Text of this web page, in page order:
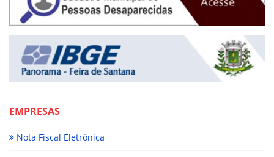
EMPRESAS
Nota Fiscal Eletrônica